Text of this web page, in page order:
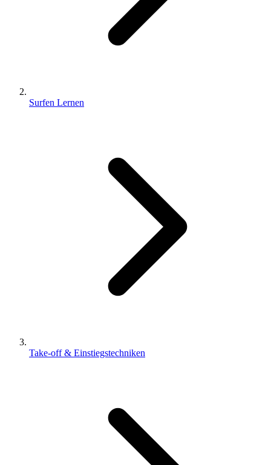
Surfen Lernen
Take-off & Einstiegstechniken